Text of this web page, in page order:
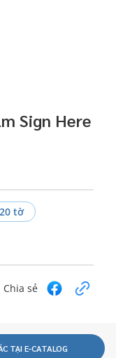
Sign Here
tờ
Chia sẻ
TẠI E-CATALOG